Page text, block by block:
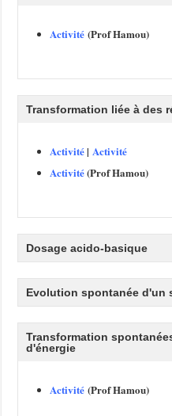
Activité (Prof Hamou)
Transformation liée à des
Activité|Activité
Activité(Prof Hamou)
Dosage acido-basique
Evolution spontanée d'un
Transformation
d'énergie
Activité (Prof Hamou)